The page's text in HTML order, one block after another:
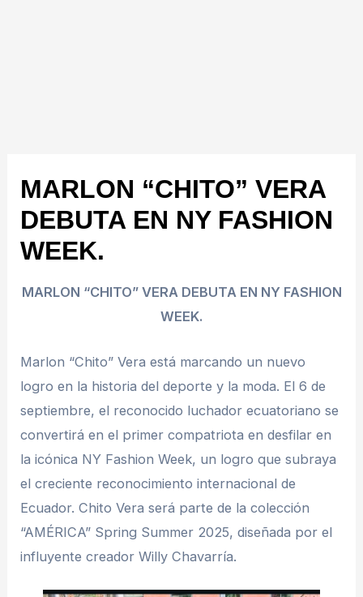
MARLON “CHITO” VERA
DEBUTA EN NY FASHION
WEEK.
MARLON “CHITO” VERA DEBUTA EN NY FASHION
WEEK.
Marlon “Chito” Vera está marcando un nuevo
logro en la historia del deporte y la moda. El 6 de
septiembre, el reconocido luchador ecuatoriano se
convertirá en el primer compatriota en desfilar en
la icónica NY Fashion Week, un logro que subraya
el creciente reconocimiento internacional de
Ecuador. Chito Vera será parte de la colección
“AMÉRICA” Spring Summer 2025, diseñada por el
influyente creador Willy Chavarría.